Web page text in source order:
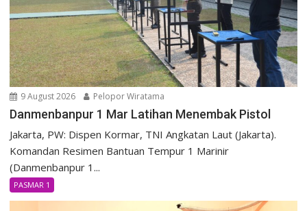
9 August 2026 Pelopor Wiratama
Danmenbanpur 1 Mar Latihan Menembak Pistol
Jakarta, PW: Dispen Kormar, TNI Angkatan Laut (Jakarta).
Komandan Resimen Bantuan Tempur 1 Marinir
(Danmenbanpur 1...
PASMAR 1